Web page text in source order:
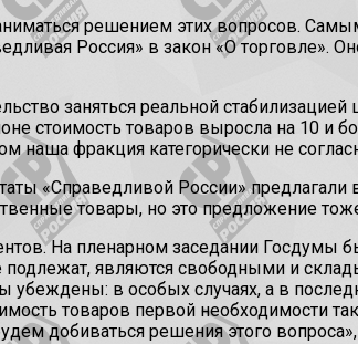
решением этих вопросов.
Россия» в закон «О торговле».
заняться реальной
стоимость товаров выросла на 10 и
наша фракция категорически не
«Справедливой России»
товары, но это предложение
На пленарном заседании
подлежат, являются свободными и
убеждены: в особых случаях, а в
товаров первой необходимости
добиваться решения этого